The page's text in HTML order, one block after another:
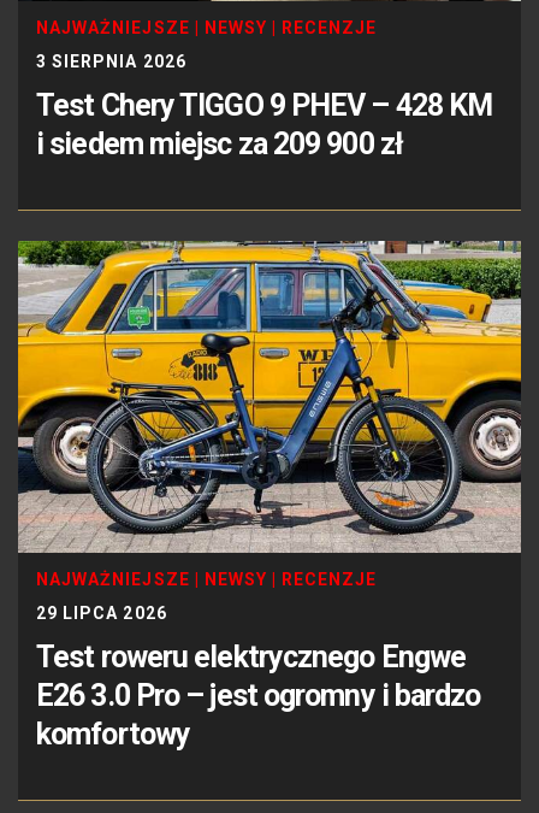
NAJWAŻNIEJSZE NEWSY
RECENZJE
3 SIERPNIA 2026
Test Chery TIGGO 9 PHEV – 428 KM
i siedem miejsc za 209 900 zł
NAJWAŻNIEJSZE NEWSY
RECENZJE
29 LIPCA 2026
Test roweru elektrycznego Engwe
E26 3.0 Pro – jest ogromny i bardzo
komfortowy